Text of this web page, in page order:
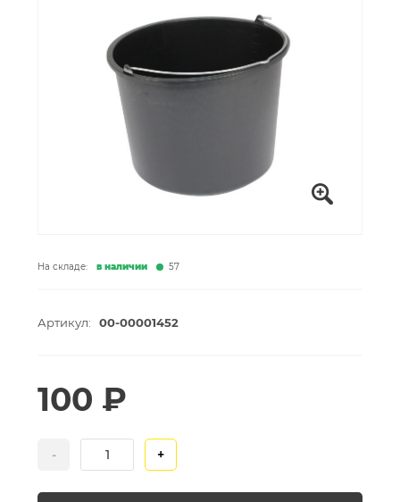
На складе: в наличии 57
Артикул: 00-00001452
- +
100 ₽